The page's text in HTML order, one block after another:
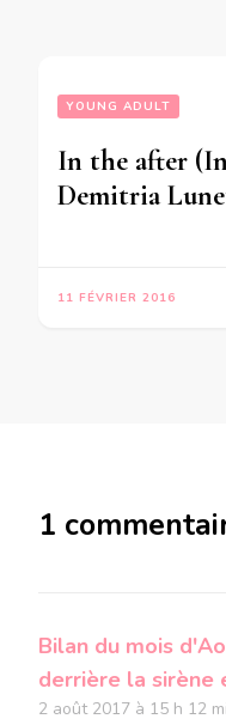
YOUNG ADULT
In the after
Demitria
11 FÉVRIER 2016
1
Bilan du mois
derrière la sirène
2 août 2017 à 15 h 12